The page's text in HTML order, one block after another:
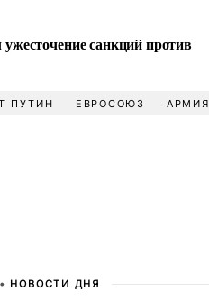
санкций против
ПУТИН ЕВРОСОЮЗ
НОВОСТИ ДНЯ